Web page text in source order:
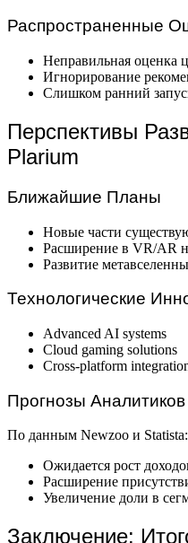
Распространенные
Неправильная оценка
Игнорирование
Слишком ранний
Перспективы
Plarium
Ближайшие Планы
Новые части
Расширение в VR/AR
Развитие
Технологические
Advanced AI systems
Cloud gaming solutions
Cross-platform
Прогнозы Аналитиков
По данным Newzoo и Statista:
Ожидается рост
Расширение
Увеличение доли в
Заключение: